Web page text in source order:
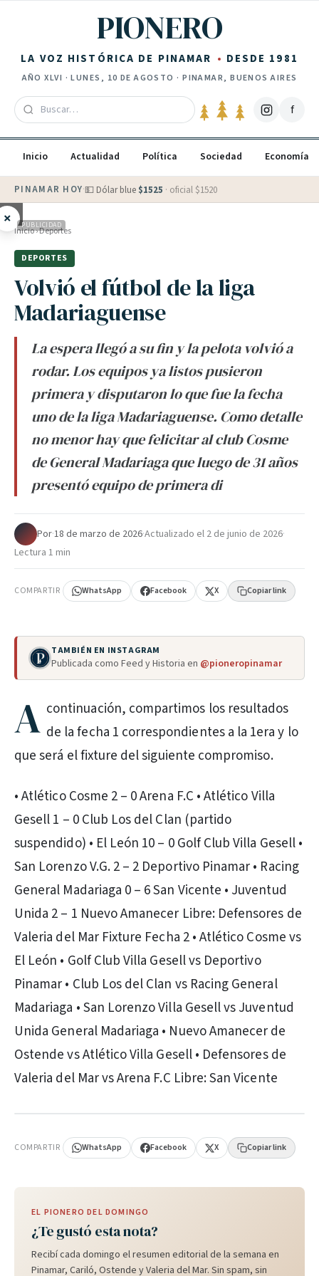
PIONERO
LA VOZ HISTÓRICA DE PINAMAR DESDE 1981
AÑOXLVI ·LUNES, 10 DE AGOSTO · PINAMAR, BUENOS AIRES
f
Inicio Actualidad Política Sociedad Economía
PINAMAR HOY·💵 Dólar blue $1525 · oficial $1520
× PUBLICIDAD
Inicio›Deportes
DEPORTES
Volvió el fútbol de la liga
Madariaguense
La espera llegó a su fin y la pelota volvió a
rodar. Los equipos ya listos pusieron
primera y disputaron lo que fue la fecha
uno de la liga Madariaguense. Como detalle
no menor hay que felicitar al club Cosme
de General Madariaga que luego de 31 años
presentó equipo de primera di
Por·18 de marzo de 2026·Actualizado el 2 de junio de 2026·
Lectura 1 min
COMPARTIR WhatsApp Facebook X Copiar link
TAMBIÉN EN INSTAGRAM
Publicada como Feed y Historia en @pioneropinamar
A continuación, compartimos los resultados
de la fecha 1 correspondientes a la 1era y lo
que será el fixture del siguiente compromiso.
• Atlético Cosme 2 – 0 Arena F.C • Atlético Villa
Gesell 1 – 0 Club Los del Clan (partido
suspendido) • El León 10 – 0 Golf Club Villa Gesell •
San Lorenzo V.G. 2 – 2 Deportivo Pinamar • Racing
General Madariaga 0 – 6 San Vicente • Juventud
Unida 2 – 1 Nuevo Amanecer Libre: Defensores de
Valeria del Mar Fixture Fecha 2 • Atlético Cosme vs
El León • Golf Club Villa Gesell vs Deportivo
Pinamar • Club Los del Clan vs Racing General
Madariaga • San Lorenzo Villa Gesell vs Juventud
Unida General Madariaga • Nuevo Amanecer de
Ostende vs Atlético Villa Gesell • Defensores de
Valeria del Mar vs Arena F.C Libre: San Vicente
COMPARTIR WhatsApp Facebook X Copiar link
EL PIONERO DEL DOMINGO
¿Te gustó esta nota?
Recibí cada domingo el resumen editorial de la semana en
Pinamar, Cariló, Ostende y Valeria del Mar. Sin spam, sin